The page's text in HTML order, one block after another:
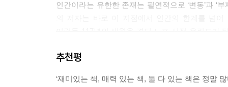
--- p.206
인간이라는 유한한 존재는 필연적으로 ‘변동’과 ‘
이렇듯 117년의 세월을 견딘 노포 서점 유린도가
진정성이야말로 대중의 마음을 훔치는 가장 강
추천평
‘재미있는 책, 매력 있는 책, 둘 다 있는 책은 정말